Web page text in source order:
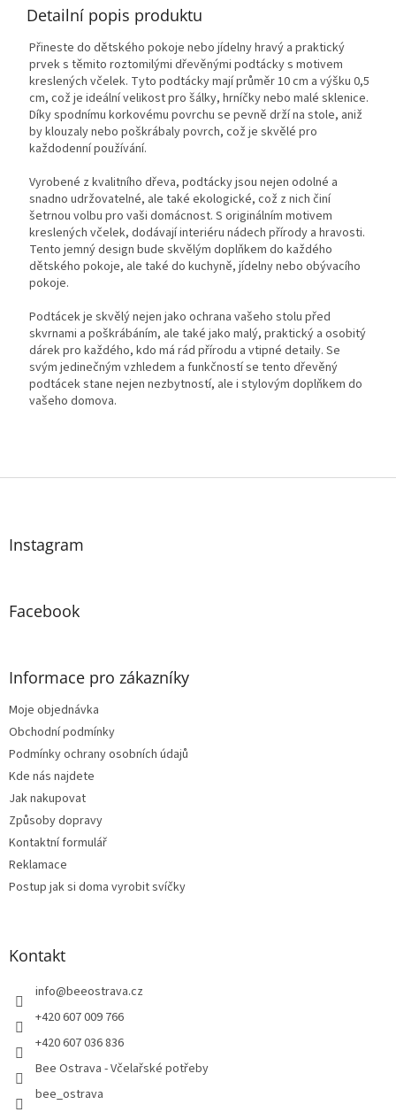
Detailní popis produktu
Přineste do dětského pokoje nebo jídelny hravý a praktický
prvek s těmito roztomilými dřevěnými podtácky s motivem
kreslených včelek. Tyto podtácky mají průměr 10 cm a výšku 0,5
cm, což je ideální velikost pro šálky, hrníčky nebo malé sklenice.
Díky spodnímu korkovému povrchu se pevně drží na stole, aniž
by klouzaly nebo poškrábaly povrch, což je skvělé pro
každodenní používání.
Vyrobené z kvalitního dřeva, podtácky jsou nejen odolné a
snadno udržovatelné, ale také ekologické, což z nich činí
šetrnou volbu pro vaši domácnost. S originálním motivem
kreslených včelek, dodávají interiéru nádech přírody a hravosti.
Tento jemný design bude skvělým doplňkem do každého
dětského pokoje, ale také do kuchyně, jídelny nebo obývacího
pokoje.
Podtácek je skvělý nejen jako ochrana vašeho stolu před
skvrnami a poškrábáním, ale také jako malý, praktický a osobitý
dárek pro každého, kdo má rád přírodu a vtipné detaily. Se
svým jedinečným vzhledem a funkčností se tento dřevěný
podtácek stane nejen nezbytností, ale i stylovým doplňkem do
vašeho domova.
Z
Instagram
Facebook
Informace pro zákazníky
Moje objednávka
Obchodní podmínky
Podmínky ochrany osobních údajů
Kde nás najdete
Jak nakupovat
Způsoby dopravy
Kontaktní formulář
Reklamace
Postup jak si doma vyrobit svíčky
Kontakt
info@beeostrava.cz
+420 607 009 766
+420 607 036 836
Bee Ostrava - Včelařské potřeby
bee_ostrava